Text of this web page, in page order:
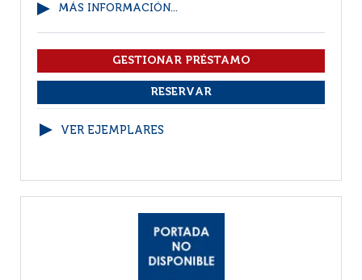
MÁS INFORMACIÓN...
VER EJEMPLARES